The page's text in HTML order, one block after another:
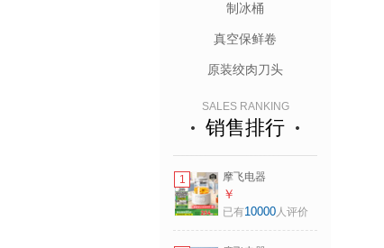
制冰桶
真空保鲜卷
原装绞肉刀头
SALES RANKING
销售排行
1
摩飞电器
（Morphyrichards）
全玻璃养生壶恒温
￥
已有10000人评价